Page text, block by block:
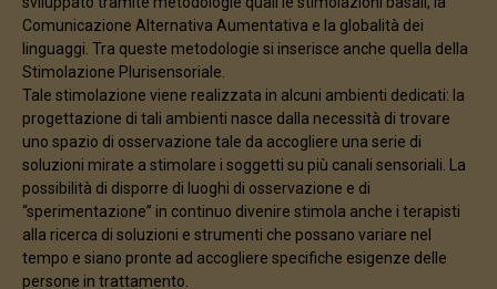
Comunicazione Alternativa Aumentativa e la globalità dei
linguaggi. Tra queste metodologie si inserisce anche quella della
Stimolazione Plurisensoriale.
Tale stimolazione viene realizzata in alcuni ambienti dedicati: la
progettazione di tali ambienti nasce dalla necessità di trovare
uno spazio di osservazione tale da accogliere una serie di
soluzioni mirate a stimolare i soggetti su più canali sensoriali. La
possibilità di disporre di luoghi di osservazione e di
“sperimentazione” in continuo divenire stimola anche i terapisti
alla ricerca di soluzioni e strumenti che possano variare nel
tempo e siano pronte ad accogliere specifiche esigenze delle
persone in trattamento.